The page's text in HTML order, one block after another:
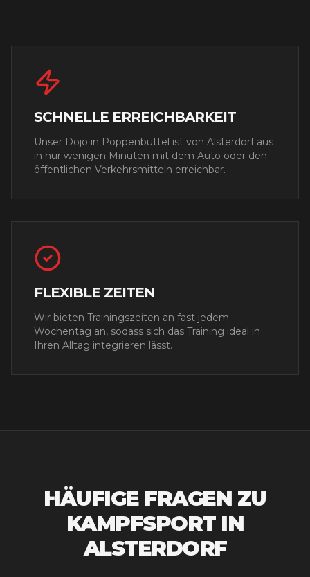
SCHNELLE ERREICHBARKEIT
Unser Dojo in Poppenbüttel ist von Alsterdorfaus
in nur wenigen Minuten mit dem Auto oder den
öffentlichen Verkehrsmitteln erreichbar.
FLEXIBLE ZEITEN
Wir bieten Trainingszeiten an fast jedem
Wochentag an, sodass sich das Training ideal in
Ihren Alltag integrieren lässt.
HÄUFIGE FRAGEN ZU
KAMPFSPORT IN
ALSTERDORF